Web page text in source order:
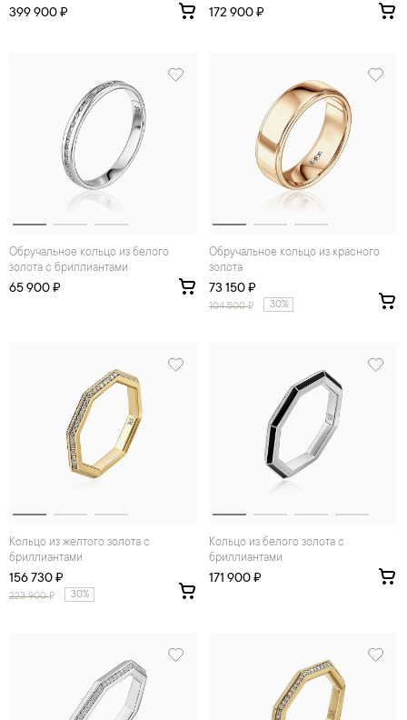
399 900 ₽ 172 900 ₽
Обручальное кольцо из белого
золота с бриллиантами
65 900 ₽
Обручальное кольцо из красного
золота
73 150 ₽
104 500₽ 30%
Кольцо из желтого золота с
бриллиантами
156 730 ₽
223 900₽ 30%
Кольцо из белого золота с
бриллиантами
171 900 ₽